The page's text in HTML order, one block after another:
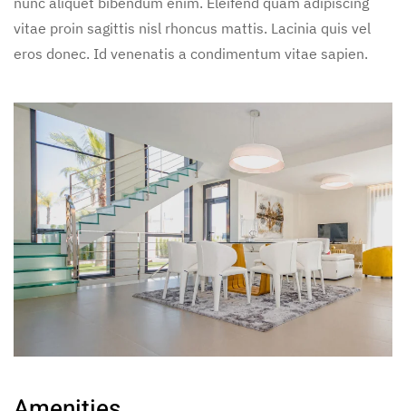
vitae proin sagittis nisl rhoncus mattis. Lacinia quis vel
eros donec. Id venenatis a condimentum vitae sapien.